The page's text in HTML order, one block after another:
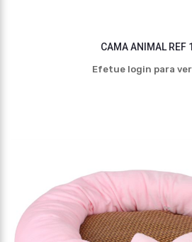
CAMA ANIMAL REF
Efetue login para